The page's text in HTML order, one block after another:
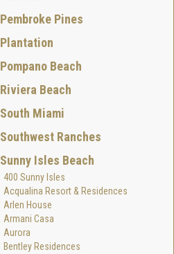
Pembroke Pines
Plantation
Pompano Beach
Riviera Beach
South Miami
Southwest Ranches
Sunny Isles Beach
400 Sunny Isles
Acqualina Resort & Residences
Arlen House
Armani Casa
Aurora
Bentley Residences